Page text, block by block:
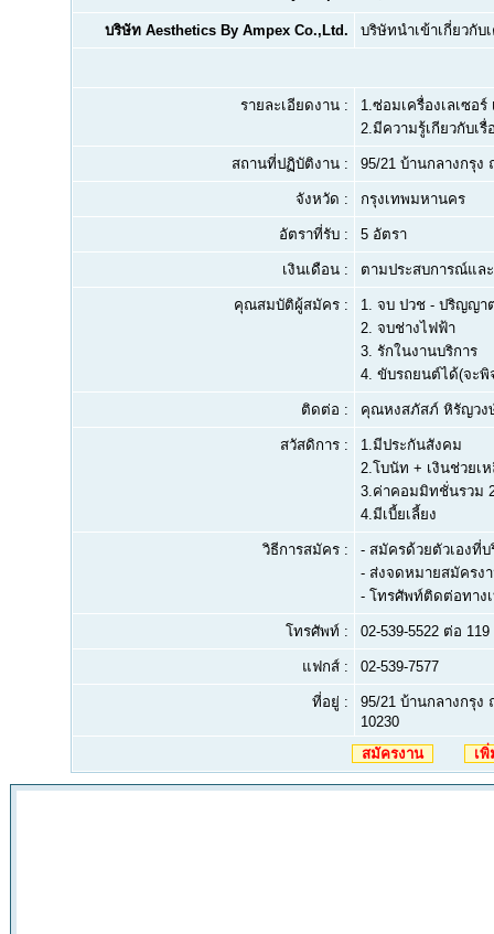
บริษัท Aesthetics By Ampex Co.,Ltd. บริษัทนำเข้าเกี่ยวกั
รายละเอียดงาน :
1.ซ่อมเครื่องเลเซอ
2.มีความรู้เกียวกับเ
สถานที่ปฏิบัติงาน : 95/21 บ้านกลางกรุ
จังหวัด : กรุงเทพมหานคร
อัตราที่รับ : 5 อัตรา
เงินเดือน : ตามประสบการณ์แล
คุณสมบัติผู้สมัคร : 1. จบ ปวช - ปริญญา
2. จบช่างไฟฟ้า
3. รักในงานบริการ
4. ขับรถยนต์ได้(จะพิ
ติดต่อ : คุณหงสภัสภ์ หิรัญวง
สวัสดิการ :
1.มีประกันสังคม
2.โบนัท + เงินช่วยเ
3.ค่าคอมมิทชั่นรวม
4.มีเบี้ยเลี้ยง
วิธีการสมัคร :
- สมัครด้วยตัวเองที่
- ส่งจดหมายสมัครง
- โทรศัพท์ติดต่อทาง
โทรศัพท์ : 02-539-5522 ต่อ 119
แฟกส์ : 02-539-7577
ที่อยู่ :
95/21 บ้านกลางกรุ
10230
สมัครงาน
เ